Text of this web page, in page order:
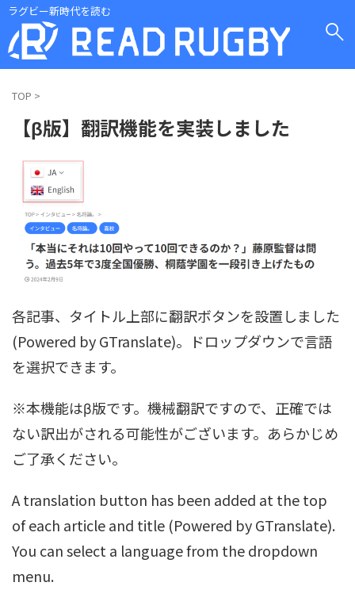
ラグビー新時代を読む
TOP >
【β版】翻訳機能を実装しました
各記事、タイトル上部に翻訳ボタンを設置しました
(Powered by GTranslate)。ドロップダウンで言語
を選択できます。
※本機能はβ版です。機械翻訳ですので、正確では
ない訳出がされる可能性がございます。あらかじめ
ご了承ください。
A translation button has been added at the top
of each article and title (Powered by GTranslate).
You can select a language from the dropdown
menu.